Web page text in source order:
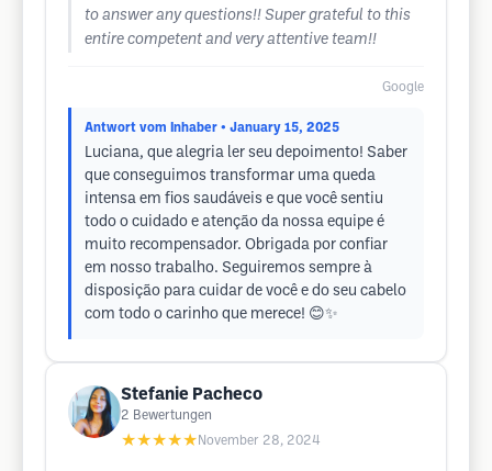
to answer any questions!! Super grateful to this
entire competent and very attentive team!!
Google
Antwort vom Inhaber • January 15, 2025
Luciana, que alegria ler seu depoimento! Saber
que conseguimos transformar uma queda
intensa em fios saudáveis e que você sentiu
todo o cuidado e atenção da nossa equipe é
muito recompensador. Obrigada por confiar
em nosso trabalho. Seguiremos sempre à
disposição para cuidar de você e do seu cabelo
com todo o carinho que merece! 😊✨
Stefanie Pacheco
2 Bewertungen
★★★★★ November 28, 2024